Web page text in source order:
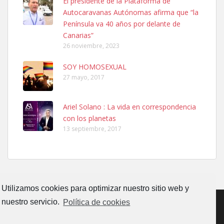
Utilizamos cookies para optimizar nuestro sitio web y
nuestro servicio. Política de cookies
El día 5 se los perdió una ninfa papillera, asustada tiene miedo a la
calle, se perdió por la zon...
Leales.org » Gran Canaria
6.7.2025
Adopcion
Busco casa de acogida para mi perrita ya que por temas de trabajo
no la puedo tener. Solo gente r...
Autocaravanas Autónomas afirma que “la
Península va 40 años por delante de
Canarias”
26 noviembre, 2023
SOY HOMOSEXUAL
27 mayo, 2017
Ariel Solano : La vida en correspondencia
con los planetas
13 septiembre, 2017